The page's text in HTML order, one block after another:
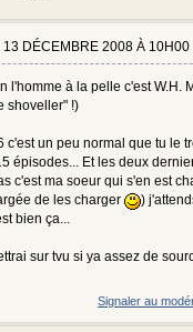
DÉCEMBRE 2008 À 10H00
l'homme à la pelle c'est W.H.
shoveller" !)
c'est un peu normal que tu le
épisodes... Et les deux
c'est ma soeur qui s'en est
de les charger
)
bien ça...
sur tvu si ya assez de
Signaler au